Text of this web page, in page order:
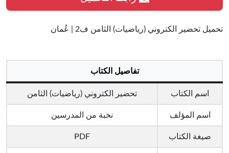
تحميل تحضير الكتروني (رياضيات) الثامن ف2 | عُمان
تفاصيل الكتاب
اسم الكتاب تحضير الكتروني (رياضيات) الثامن
اسم المؤلف نخبة من المدرسين
صيغة الكتاب PDF